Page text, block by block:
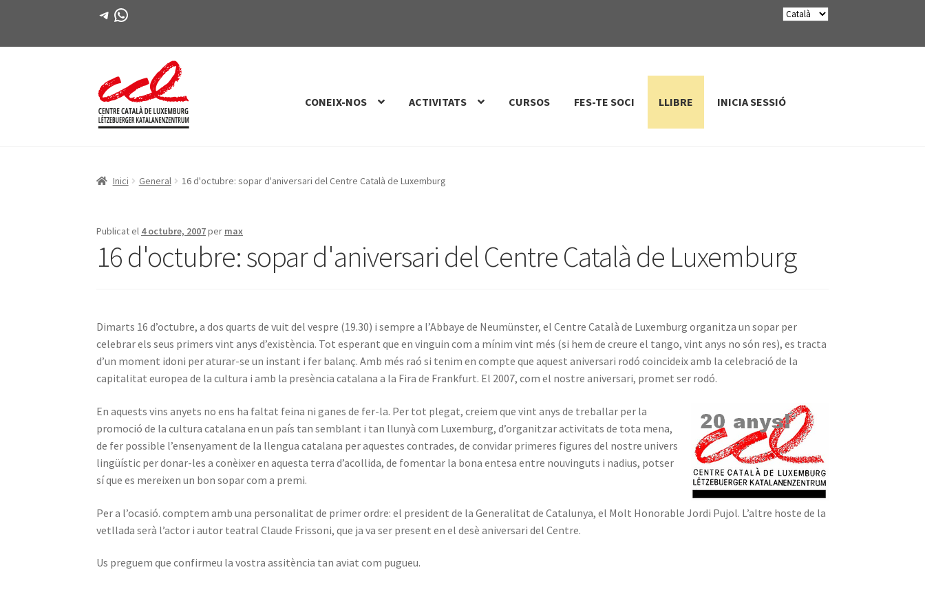
Telegram
WhatsApp
Salta
a
Vés
al
CONEIX-NOS ACTIVITATS CURSOS FES-TE SOCI LLIBRE INICIA SESSIÓ
Inici General 16 d'octubre: sopar d'aniversari del Centre Català de Luxemburg
Publicat el 4 octubre, 2007per max
16 d'octubre: sopar d'aniversari del Centre Català de Luxemburg
Dimarts 16 d’octubre, a dos quarts de vuit del vespre (19.30) i sempre a l’Abbaye de Neumünster, el Centre Català de Luxemburg organitza un sopar per
celebrar els seus primers vint anys d’existència. Tot esperant que en vinguin com a mínim vint més (si hem de creure el tango, vint anys no són res), es tracta
d’un moment idoni per aturar-se un instant i fer balanç. Amb més raó si tenim en compte que aquest aniversari rodó coincideix amb la celebració de la
capitalitat europea de la cultura i amb la presència catalana a la Fira de Frankfurt. El 2007, com el nostre aniversari, promet ser rodó.
En aquests vins anyets no ens ha faltat feina ni ganes de fer-la. Per tot plegat, creiem que vint anys de treballar per la
promoció de la cultura catalana en un país tan semblant i tan llunyà com Luxemburg, d’organitzar activitats de tota mena,
de fer possible l’ensenyament de la llengua catalana per aquestes contrades, de convidar primeres figures del nostre univers
lingüístic per donar-les a conèixer en aquesta terra d’acollida, de fomentar la bona entesa entre nouvinguts i nadius, potser
sí que es mereixen un bon sopar com a premi.
Per a l’ocasió. comptem amb una personalitat de primer ordre: el president de la Generalitat de Catalunya, el Molt Honorable Jordi Pujol. L’altre hoste de la
vetllada serà l’actor i autor teatral Claude Frissoni, que ja va ser present en el desè aniversari del Centre.
Us preguem que confirmeu la vostra assitència tan aviat com pugueu.